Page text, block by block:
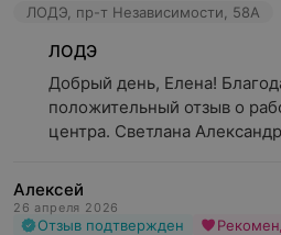
ЛОДЭ, пр-т Независимости, 58А
ЛОДЭ
Добрый день, Елена!
положительный отзыв о
центра. Светлана
Алексей
26 апреля 2026
Отзыв подтвержден